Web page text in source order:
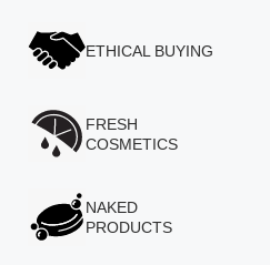
ETHICAL BUYING
FRESH
COSMETICS
NAKED
PRODUCTS